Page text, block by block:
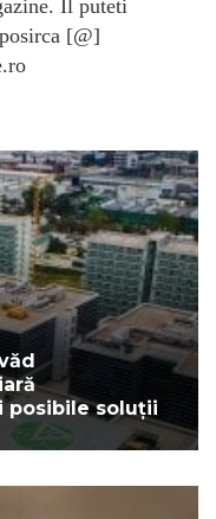
Il puteti
[@]
posibile soluții